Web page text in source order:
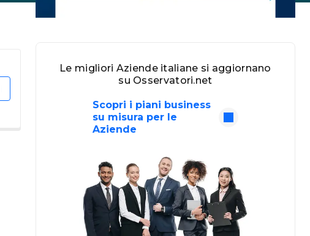
Le migliori Aziende italiane si aggiornano
su Osservatori.net
Scopri i piani business
su misura per le
Aziende